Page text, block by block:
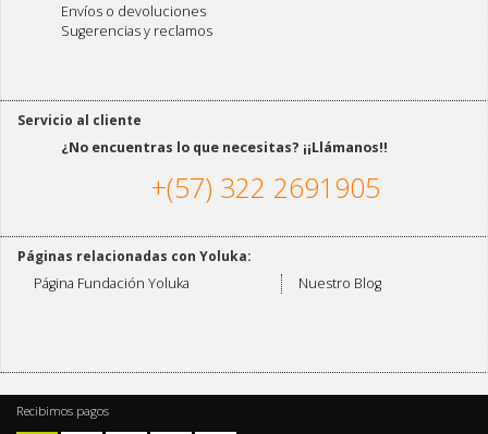
Envíos o devoluciones
Sugerencias y reclamos
Servicio al cliente
¿No encuentras lo que necesitas? ¡¡Llámanos!!
+(57) 322 2691905
Páginas relacionadas con Yoluka:
Página Fundación Yoluka
Nuestro Blog
Recibimos pagos